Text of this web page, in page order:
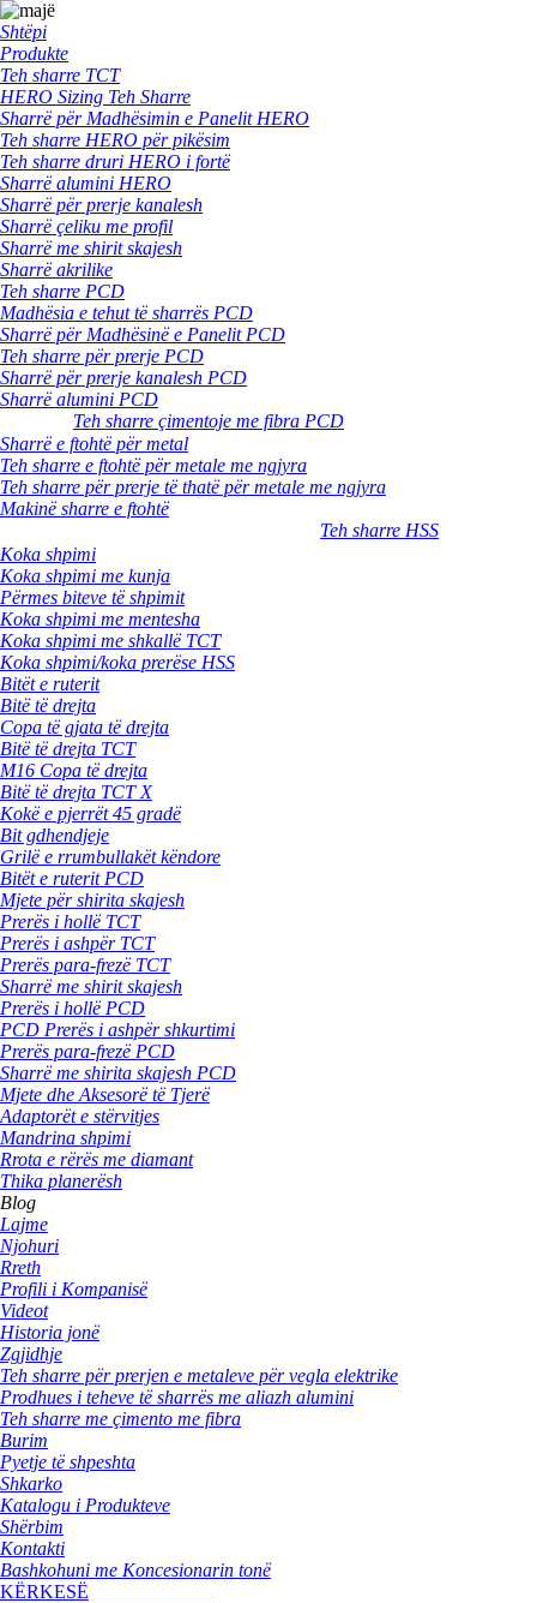
Shtëpi
Produkte
Teh sharre TCT
HERO Sizing Teh Sharre
Sharrë për Madhësimin e Panelit HERO
Teh sharre HERO për pikësim
Teh sharre druri HERO i fortë
Sharrë alumini HERO
Sharrë për prerje kanalesh
Sharrë çeliku me profil
Sharrë me shirit skajesh
Sharrë akrilike
Teh sharre PCD
Madhësia e tehut të sharrës PCD
Sharrë për Madhësinë e Panelit PCD
Teh sharre për prerje PCD
Sharrë për prerje kanalesh PCD
Sharrë alumini PCD
Teh sharre çimentoje me fibra PCD
Sharrë e ftohtë për metal
Teh sharre e ftohtë për metale me ngjyra
Teh sharre për prerje të thatë për metale me ngjyra
Makinë sharre e ftohtë
Teh sharre HSS
Koka shpimi
Koka shpimi me kunja
Përmes biteve të shpimit
Koka shpimi me mentesha
Koka shpimi me shkallë TCT
Koka shpimi/koka prerëse HSS
Bitët e ruterit
Bitë të drejta
Copa të gjata të drejta
Bitë të drejta TCT
M16 Copa të drejta
Bitë të drejta TCT X
Kokë e pjerrët 45 gradë
Bit gdhendjeje
Grilë e rrumbullakët këndore
Bitët e ruterit PCD
Mjete për shirita skajesh
Prerës i hollë TCT
Prerës i ashpër TCT
Prerës para-frezë TCT
Sharrë me shirit skajesh
Prerës i hollë PCD
PCD Prerës i ashpër shkurtimi
Prerës para-frezë PCD
Sharrë me shirita skajesh PCD
Mjete dhe Aksesorë të Tjerë
Adaptorët e stërvitjes
Mandrina shpimi
Rrota e rërës me diamant
Thika planerësh
Blog
Lajme
Njohuri
Rreth
Profili i Kompanisë
Videot
Historia jonë
Zgjidhje
Teh sharre për prerjen e metaleve për vegla elektrike
Prodhues i teheve të sharrës me aliazh alumini
Teh sharre me çimento me fibra
Burim
Pyetje të shpeshta
Shkarko
Katalogu i Produkteve
Shërbim
Kontakti
Bashkohuni me Koncesionarin tonë
KËRKESË